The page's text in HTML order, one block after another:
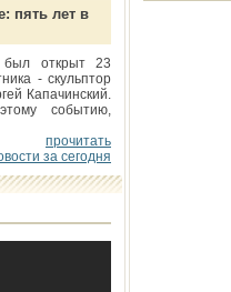
пять лет в
был открыт 23
- скульптор
Капачинский.
событию,
прочитать
за сегодня